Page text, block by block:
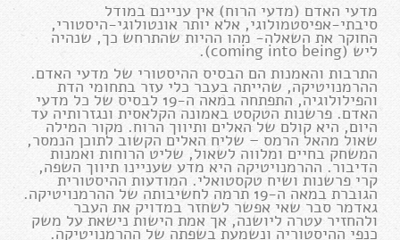
מדעי האדם (מדעי הרוח) אין עניינם במודל
סיבתי-אפיסטמולוגי, אלא יותר אונטולוגי-היסטורי,
החוקר את השאלה- מהו ההיות שהתרחש כך, שנהיה
ליש (coming into being).
התרבות והאמנות הם הבסיס ההיסטורי של מדעי האדם.
ההרמנויטיקה, שהייתה בעבר כלי עזר בתחומי הדת
והפילולוגיה, התפתחה במאה ה-19 לבסיס של כל מדעי
האדם. פרשנות הטקסט באמונה הקלאסית ונגזרותיה עד
היום, היא קולם של האלים ותיווך הרוח. מקור המילה
שאול מהאל הרמס – שליח האלים הקשוב לתוכן הנמסר,
המשחק בחיים ומלווה לשאול, שליט הרוחות ואמנות
הדיבור. ההרמנויטיקה היא מדע שעניינו תיווך השפה,
קרי פרשנות ושיח טקסטואלי. המודעות ההיסטורית
הגוברת במאה ה-19 תרמה לחשיבותה של ההרמנויטיקה.
גאדמר סבר שאי אפשר לשחזר במדויק את העבר
ולהחזיר עטרה ליושנה, אך אמת הישות נישאת על משק
כנפי ההיסטוריה ונשמעת בשפתה של ההרמנויטיקה.